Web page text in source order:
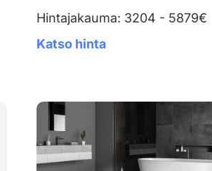
Hintajakauma: 3204 - 5879€
Katso hinta